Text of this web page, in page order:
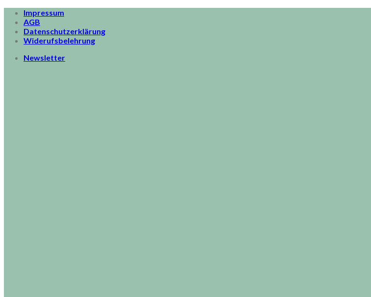
Skip
content
Impressum
AGB
Datenschutzerklärung
Widerufsbelehrung
Newsletter